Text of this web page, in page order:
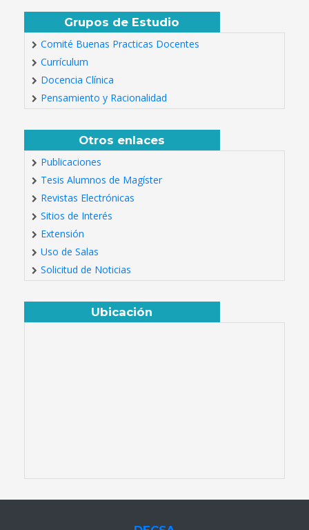
Grupos de Estudio
Comité Buenas Practicas Docentes
Currículum
Docencia Clínica
Pensamiento y Racionalidad
Otros enlaces
Publicaciones
Tesis Alumnos de Magíster
Revistas Electrónicas
Sitios de Interés
Extensión
Uso de Salas
Solicitud de Noticias
Ubicación